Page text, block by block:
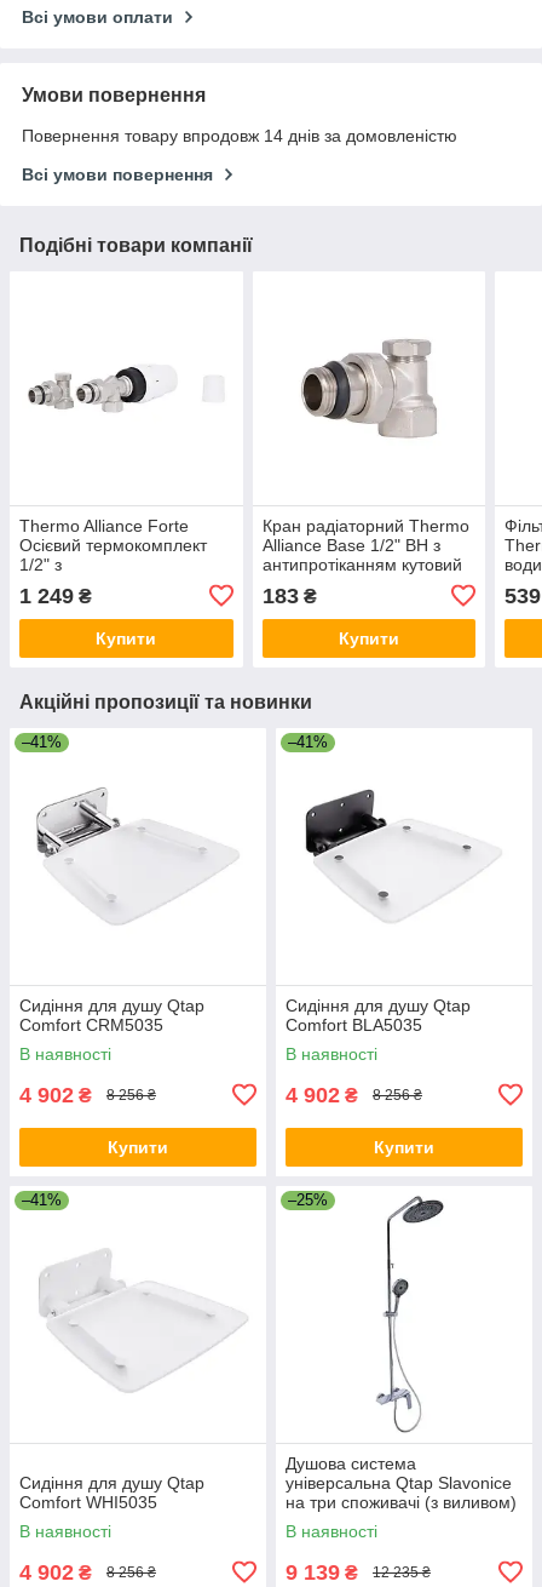
Всі умови оплати
Умови повернення
Повернення товару впродовж 14 днів за домовленістю
Всі умови повернення
Подібні товари компанії
Thermo Alliance Forte
Осієвий термокомплект
1/2" з
антипротічка TAF302G15
1 249 ₴
Купити
Кран радіаторний Thermo
Alliance Base 1/2" ВН з
антипротіканням кутовий
183₴
Купити
539
Акційні пропозиції та новинки
–41%
Сидіння для душу Qtap
Comfort CRM5035
В наявності
4 902 ₴ 8 256 ₴
Купити
–41%
Сидіння для душу Qtap
Comfort BLA5035
В наявності
4 902 ₴ 8 256 ₴
Купити
–41%
Сидіння для душу Qtap
Comfort WHI5035
В наявності
4 902 ₴ 8 256 ₴
–25%
Душова система
універсальна Qtap Slavonice
на три споживачі (з виливом)
QTSLA111CRM45904 Chrome
В наявності
9 139 ₴ 12 235 ₴